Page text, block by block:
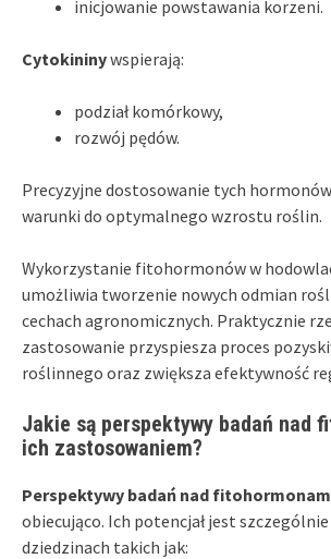
inicjowanie powstawania korzeni.
Cytokininywspierają:
podział komórkowy,
rozwój pędów.
Precyzyjne dostosowanie tych
warunki do optymalnego wzrostu roślin.
Wykorzystanie fitohormonów w
umożliwia tworzenie nowych odmian
cechach agronomicznych. Praktycznie
zastosowanie przyspiesza proces
roślinnego oraz zwiększa efektywność
Jakie są perspektywy badań nad
ich zastosowaniem?
Perspektywy badań nad
obiecująco. Ich potencjał jest
dziedzinach takich jak: